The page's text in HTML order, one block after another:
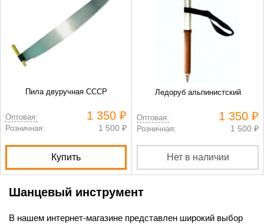
Пила двуручная СССР
Оптовая: 1 350 ₽
Розничная: 1 500 ₽
Купить
Ледоруб альпинистский
Оптовая: 1 350 ₽
Розничная: 1 500 ₽
Нет в наличии
Шанцевый инструмент
В нашем интернет-магазине представлен широкий выбор